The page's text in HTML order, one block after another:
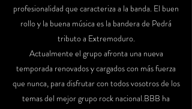
profesionalidad que caracteriza a la banda. El buen
rollo y la buena música es la bandera de Pedrá
tributo a Extremoduro.
Actualmente el grupo afronta una nueva
temporada renovados y cargados con más fuerza
que nunca, para disfrutar con todos vosotros de los
temas del mejor grupo rock nacional.BBB ha